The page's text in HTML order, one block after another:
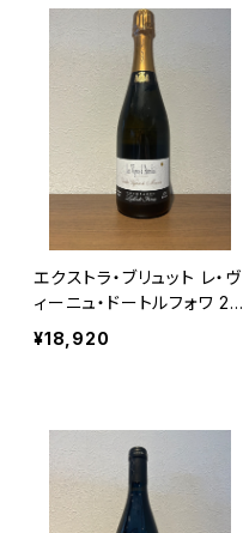
エクストラ・ブリュット レ・ヴ
ィーニュ・ドートルフォワ 20
21 ラエルト・フレール シャン
パーニュ ムニエ100％ 750
¥18,920